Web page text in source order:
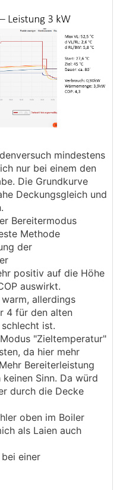
mindestens
nur bei einem den
Die Grundkurve
Deckungsgleich und
Bereitermodus
Methode
der
positiv auf die Höhe
auswirkt.
allerdings
4 für den alten
ist.
"Zieltemperatur"
da hier mehr
Bereiterleistung
Sinn. Da würd
durch die Decke
oben im Boiler
als Laien auch
einer